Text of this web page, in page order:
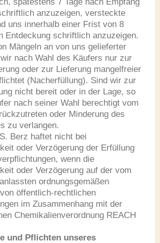
anzuzeigen, versteckte
uns innerhalb einer Frist von 8
Entdeckung schriftlich anzuzeigen.
Mängeln an von uns gelieferter
nach Wahl des Käufers nur zur
oder zur Lieferung mangelfreier
(Nacherfüllung). Sind wir zur
nicht bereit oder in der Lage, so
nach seiner Wahl berechtigt vom
oder Minderung des
zu verlangen.
Berz haftet nicht bei
oder Verzögerung der Erfüllung
wenn die
oder Verzögerung auf der vom
ordnungsgemäßen
öffentlich-rechtlichen
im Zusammenhang mit der
Chemikalienverordnung REACH
und Pflichten unseres